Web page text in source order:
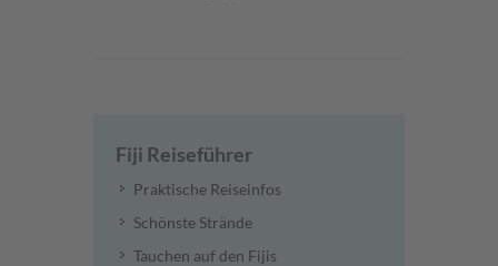
Fiji Reiseführer
Praktische Reiseinfos
Schönste Strände
Tauchen auf den Fijis